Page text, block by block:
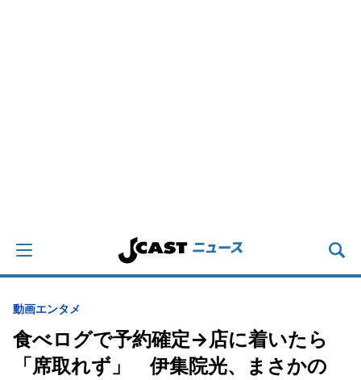
動画エンタメ
食べログで予約確定→店に着いたら
「席取れず」 伊集院光、まさかの